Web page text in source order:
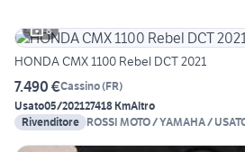
8
HONDA CMX 1100 Rebel DCT 2021
7.490 €Cassino(FR)
Usato05/202127418 KmAltro
Rivenditore ROSSI MOTO / YAMAHA /